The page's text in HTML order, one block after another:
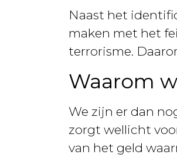
Naast het
maken met het
terrorisme.
Waarom
We zijn er dan
zorgt wellicht
van het geld